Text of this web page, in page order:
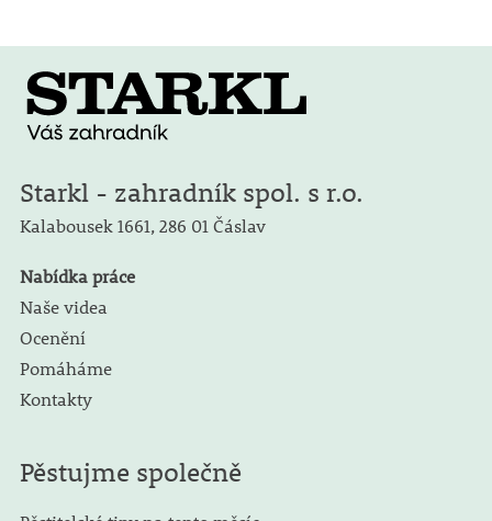
Starkl - zahradník spol. s r.o.
Kalabousek 1661, 286 01 Čáslav
Nabídka práce
Naše videa
Ocenění
Pomáháme
Kontakty
Pěstujme společně